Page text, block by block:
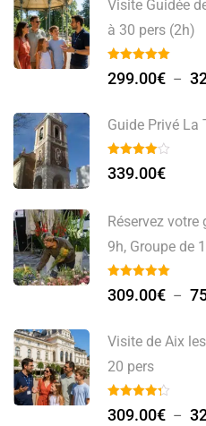
Visite Guidée
à 30 pers (2h)
299.00€ –
Guide Privé La
339.00€
Réservez
9h, Groupe de
309.00€ –
Visite de Aix
20 pers
309.00€ –